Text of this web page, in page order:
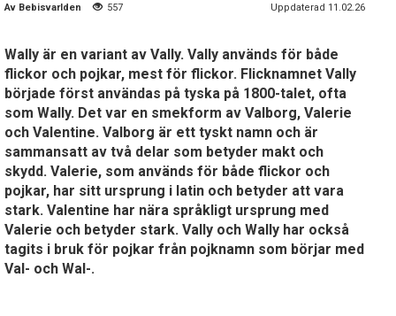
Av Bebisvarlden 557 Uppdaterad 11.02.26
Wally är en variant av Vally. Vally används för både
flickor och pojkar, mest för flickor. Flicknamnet Vally
började först användas på tyska på 1800-talet, ofta
som Wally. Det var en smekform av Valborg, Valerie
och Valentine. Valborg är ett tyskt namn och är
sammansatt av två delar som betyder makt och
skydd. Valerie, som används för både flickor och
pojkar, har sitt ursprung i latin och betyder att vara
stark. Valentine har nära språkligt ursprung med
Valerie och betyder stark. Vally och Wally har också
tagits i bruk för pojkar från pojknamn som börjar med
Val- och Wal-.